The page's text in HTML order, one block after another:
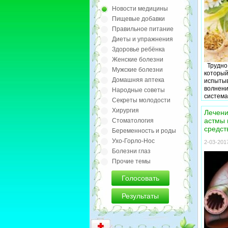
людей,
ссор,
на
того
но они
как
астмы
2-03-
Новости медицины
Пищевые добавки
Правильное питание
Диеты и упражнения
Здоровье ребёнка
Женские болезни
Мужские болезни
Домашняя аптека
Народные советы
Секреты молодости
Хирургия
Стоматология
Беременность и роды
Ухо-Горло-Нос
Болезни глаз
Прочие темы
Голосовать
Результаты